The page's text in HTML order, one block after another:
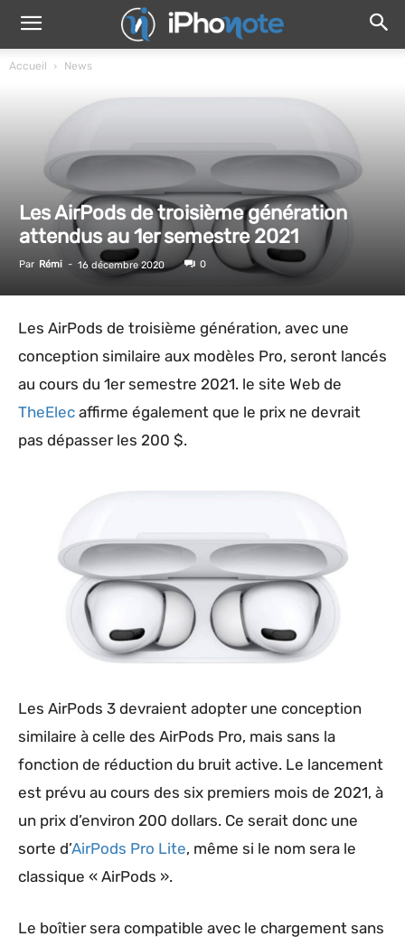
Accueil News
Les AirPods de troisième génération
attendus au 1er semestre 2021
Par Rémi - 16 décembre 2020 0
Les AirPods de troisième génération, avec une
conception similaire aux modèles Pro, seront lancés
au cours du 1er semestre 2021. le site Web de
TheElec affirme également que le prix ne devrait
pas dépasser les 200 $.
Les AirPods 3 devraient adopter une conception
similaire à celle des AirPods Pro, mais sans la
fonction de réduction du bruit active. Le lancement
est prévu au cours des six premiers mois de 2021, à
un prix d’environ 200 dollars. Ce serait donc une
sorte d’AirPods Pro Lite, même si le nom sera le
classique « AirPods ».
Le boîtier sera compatible avec le chargement sans